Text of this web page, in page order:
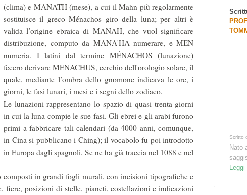
(clima) e MANATH (mese), a cui il Mahn più regolarmente
sostituisce il greco Ménachos giro della luna; per altri è
valida l’origine ebraica di MANAH, che vuol significare
distribuzione, computo da MANA'HA numerare, e MEN
numeria. I latini dal termine MÉNACHOS (lu­nazione)
fecero derivare MENACHUS, cerchio dell'orologio solare, il
quale, mediante l’ombra dello gnomone indicava le ore, i
giorni, le fasi lunari, i mesi e i segni dello zodiaco.
Le lunazioni rappresentano lo spazio di quasi trenta giorni
in cui la luna compie le sue fasi. Gli ebrei e gli arabi furono
primi a fabbricare tali calendari (da 4000 anni, comunque,
in Cina si pubblicano i Ching); il vocabolo fu poi in­trodotto
in Europa dagli spagnoli. Se ne ha già traccia nel 1088 e nel
composti in grandi fogli murali, con incisioni tipografiche e
fiere, posizioni di stelle, pianeti, costellazioni e indicazioni
Scritto
Nato